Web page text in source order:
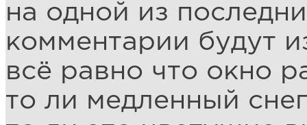
на одной из
комментарии будут
всё равно что окно
то ли медленный